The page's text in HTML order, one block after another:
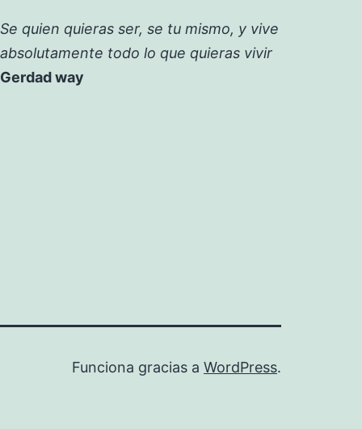
Se quien quieras ser, se tu mismo, y vive
absolutamente todo lo que quieras vivir
Gerdad way
Funciona gracias a WordPress.